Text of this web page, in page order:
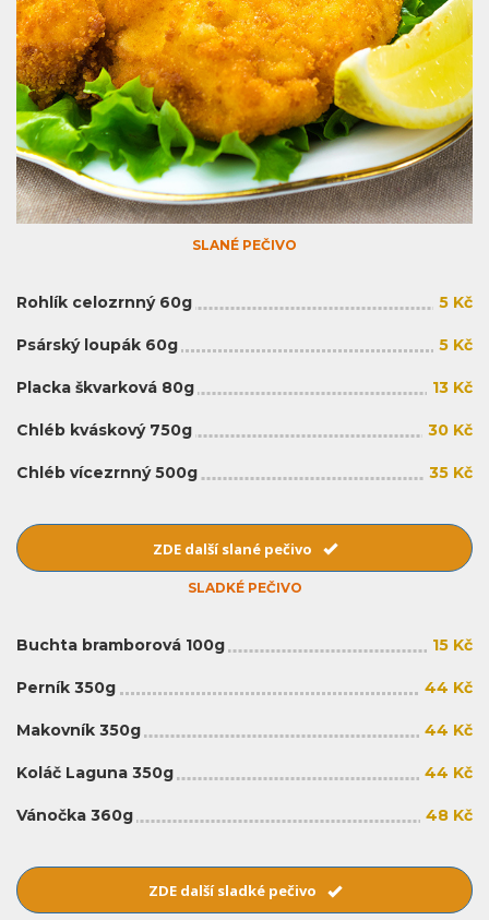
SLANÉ PEČIVO
Rohlík celozrnný 60g 5 Kč
Psárský loupák 60g 5 Kč
Placka škvarková 80g 13 Kč
Chléb kváskový 750g 30 Kč
Chléb vícezrnný 500g 35 Kč
ZDE další slané pečivo
SLADKÉ PEČIVO
Buchta bramborová 100g 15 Kč
Perník 350g 44 Kč
Makovník 350g 44 Kč
Koláč Laguna 350g 44 Kč
Vánočka 360g 48 Kč
ZDE další sladké pečivo